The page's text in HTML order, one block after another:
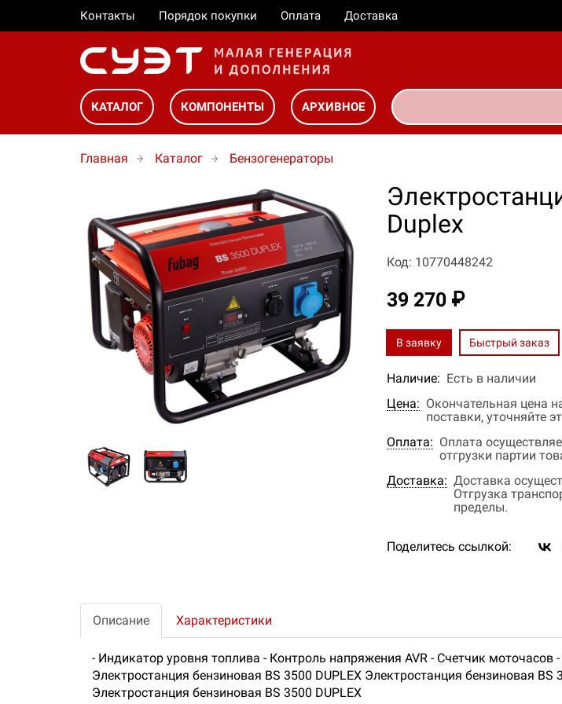
Контакты Порядок покупки Оплата Доставка
КАТАЛОГ КОМПОНЕНТЫ АРХИВНОЕ
Главная Каталог Бензогенераторы
Duplex
Код: 10770448242
39 270 ₽
В заявку Быстрый заказ
Наличие: Есть в наличии
Цена: Окончательная цена
поставки, уточняйте
Оплата: Оплата
отгрузки партии
Доставка: Доставка
Отгрузка
пределы.
Поделитесь ссылкой:
Описание Характеристики
- Индикатор уровня топлива - Контроль напряжения AVR - Счетчик
Электростанция бензиновая BS 3500 DUPLEX Электростанция бензиновая
Электростанция бензиновая BS 3500 DUPLEX